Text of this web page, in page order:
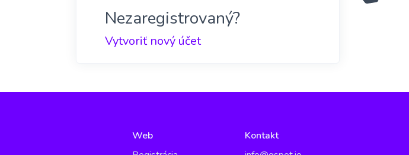
Nezaregistrovaný?
Vytvoriť nový účet
Web
Kontakt